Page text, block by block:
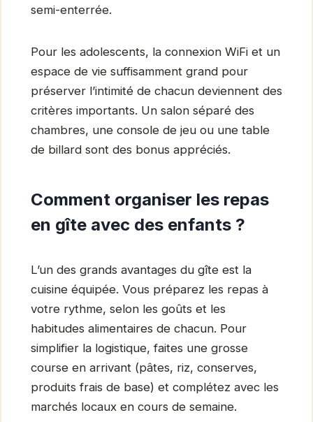
semi-enterrée.
Pour les adolescents, la connexion WiFi et un
espace de vie suffisamment grand pour
préserver l’intimité de chacun deviennent des
critères importants. Un salon séparé des
chambres, une console de jeu ou une table
de billard sont des bonus appréciés.
Comment organiser les repas
en gîte avec des enfants ?
L’un des grands avantages du gîte est la
cuisine équipée. Vous préparez les repas à
votre rythme, selon les goûts et les
habitudes alimentaires de chacun. Pour
simplifier la logistique, faites une grosse
course en arrivant (pâtes, riz, conserves,
produits frais de base) et complétez avec les
marchés locaux en cours de semaine.